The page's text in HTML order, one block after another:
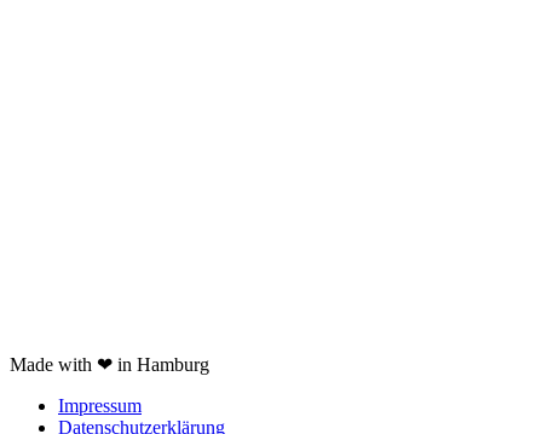
Made with ❤ in Hamburg
Impressum
Datenschutzerklärung